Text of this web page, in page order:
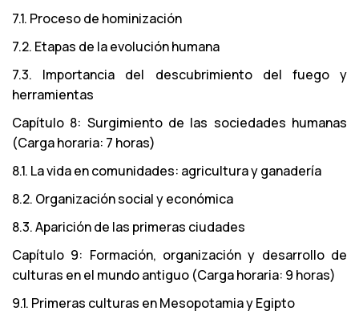
7.1. Proceso de hominización
7.2. Etapas de la evolución humana
7.3. Importancia del descubrimiento del fuego y
herramientas
Capítulo 8: Surgimiento de las sociedades humanas
(Carga horaria: 7 horas)
8.1. La vida en comunidades: agricultura y ganadería
8.2. Organización social y económica
8.3. Aparición de las primeras ciudades
Capítulo 9: Formación, organización y desarrollo de
culturas en el mundo antiguo (Carga horaria: 9 horas)
9.1. Primeras culturas en Mesopotamia y Egipto